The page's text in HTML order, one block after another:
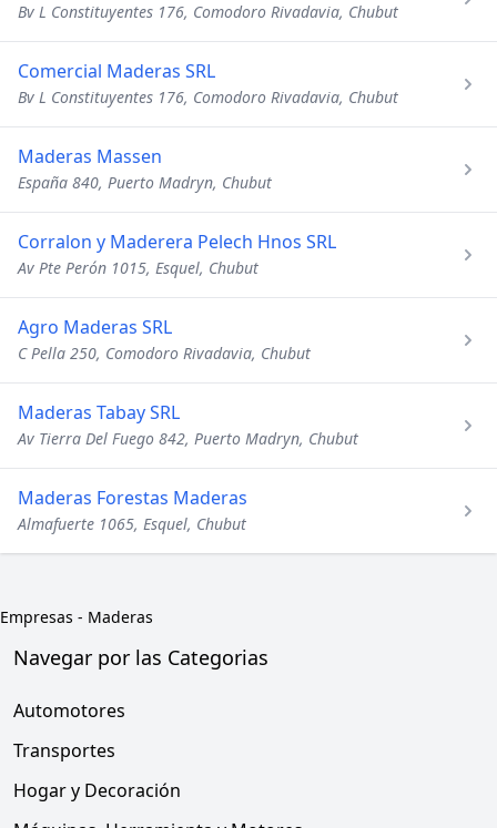
Bv L Constituyentes 176, Comodoro Rivadavia, Chubut
Comercial Maderas SRL
Bv L Constituyentes 176, Comodoro Rivadavia, Chubut
Maderas Massen
España 840, Puerto Madryn, Chubut
Corralon y Maderera Pelech Hnos SRL
Av Pte Perón 1015, Esquel, Chubut
Agro Maderas SRL
C Pella 250, Comodoro Rivadavia, Chubut
Maderas Tabay SRL
Av Tierra Del Fuego 842, Puerto Madryn, Chubut
Maderas Forestas Maderas
Almafuerte 1065, Esquel, Chubut
Empresas - Maderas
Navegar por las Categorias
Automotores
Transportes
Hogar y Decoración